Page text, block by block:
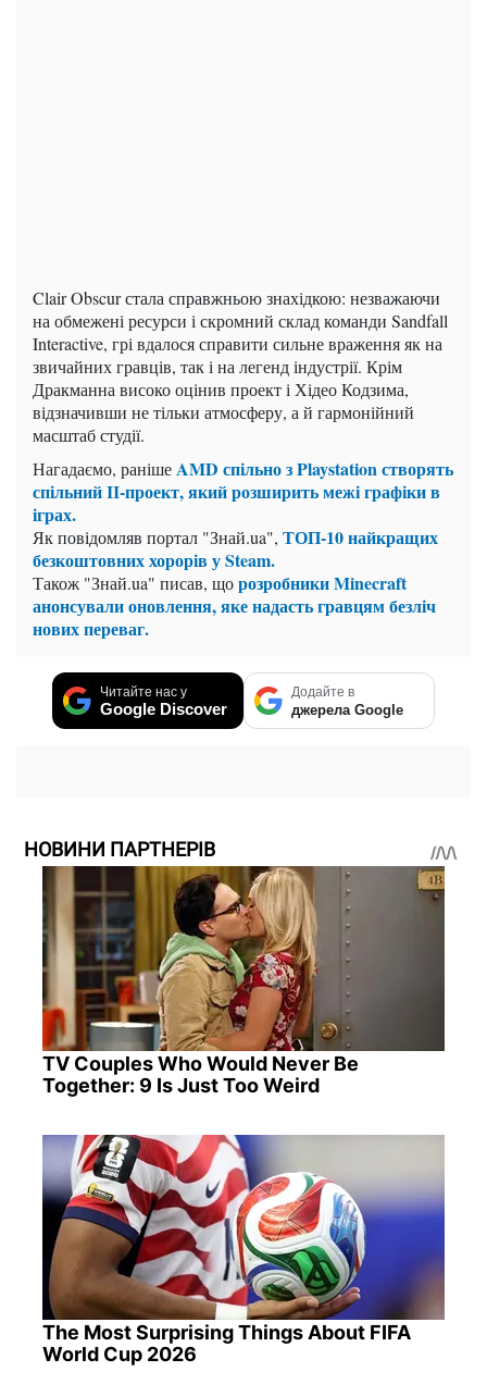
Clair Obscur стала справжньою знахідкою: незважаючи
на обмежені ресурси і скромний склад команди Sandfall
Interactive, грі вдалося справити сильне враження як на
звичайних гравців, так і на легенд індустрії. Крім
Дракманна високо оцінив проект і Хідео Кодзима,
відзначивши не тільки атмосферу, а й гармонійний
масштаб студії.
Нагадаємо, ранішеAMD спільно з Playstation створять
спільний ІІ-проект, який розширить межі графіки в
іграх.
Як повідомляв портал "Знай.ua", ТОП-10 найкращих
безкоштовних хорорів у Steam.
Також "Знай.ua" писав, щорозробники Minecraft
анонсували оновлення, яке надасть гравцям безліч
нових переваг.
Читайте нас у
Google Discover
Додайте в
джерела Google
НОВИНИ ПАРТНЕРІВ
TV Couples Who Would Never Be
Together: 9 Is Just Too Weird
The Most Surprising Things About FIFA
World Cup 2026